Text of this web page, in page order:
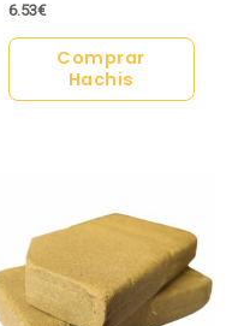
6.53€
Comprar
Hachis